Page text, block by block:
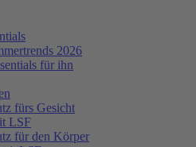
2026
für ihn
fürs Gesicht
LSF
für den Körper